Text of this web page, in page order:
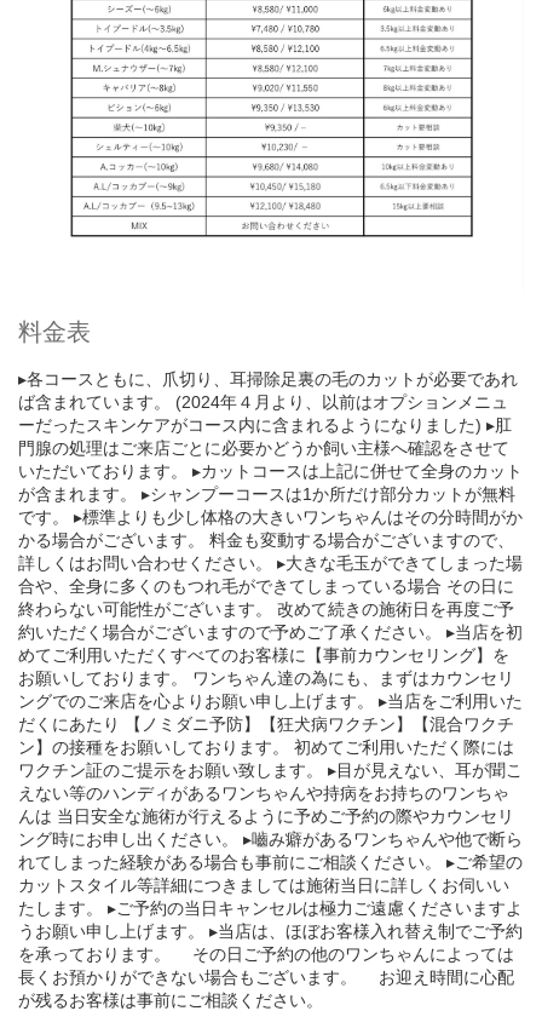
料金表
▸各コースともに、爪切り、耳掃除足裏の毛のカットが必要であれ
ば含まれています。 (2024年４月より、以前はオプションメニュ
ーだったスキンケアがコース内に含まれるようになりました) ▸肛
門腺の処理はご来店ごとに必要かどうか飼い主様へ確認をさせて
いただいております。 ▸カットコースは上記に併せて全身のカット
が含まれます。 ▸シャンプーコースは1か所だけ部分カットが無料
です。 ▸標準よりも少し体格の大きいワンちゃんはその分時間がか
かる場合がございます。 料金も変動する場合がございますので、
詳しくはお問い合わせください。 ▸大きな毛玉ができてしまった場
合や、全身に多くのもつれ毛ができてしまっている場合 その日に
終わらない可能性がございます。 改めて続きの施術日を再度ご予
約いただく場合がございますので予めご了承ください。 ▸当店を初
めてご利用いただくすべてのお客様に【事前カウンセリング】を
お願いしております。 ワンちゃん達の為にも、まずはカウンセリ
ングでのご来店を心よりお願い申し上げます。 ▸当店をご利用いた
だくにあたり 【ノミダニ予防】【狂犬病ワクチン】【混合ワクチ
ン】の接種をお願いしております。 初めてご利用いただく際には
ワクチン証のご提示をお願い致します。 ▸目が見えない、耳が聞こ
えない等のハンディがあるワンちゃんや持病をお持ちのワンちゃ
んは 当日安全な施術が行えるように予めご予約の際やカウンセリ
ング時にお申し出ください。 ▸嚙み癖があるワンちゃんや他で断ら
れてしまった経験がある場合も事前にご相談ください。 ▸ご希望の
カットスタイル等詳細につきましては施術当日に詳しくお伺いい
たします。 ▸ご予約の当日キャンセルは極力ご遠慮くださいますよ
うお願い申し上げます。 ▸当店は、ほぼお客様入れ替え制でご予約
を承っております。 その日ご予約の他のワンちゃんによっては
長くお預かりができない場合もございます。 お迎え時間に心配
が残るお客様は事前にご相談ください。